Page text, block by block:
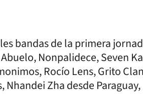
bandas de la primera
Nonpalidece, Seven
Rocío Lens, Grito
Nhandei Zha desde